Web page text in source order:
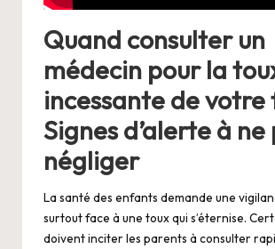
Quand consulter un
médecin pour la
incessante de votre
Signes d’alerte à ne
négliger
La santé des enfants demande une
surtout face à une toux qui s’éternise.
doivent inciter les parents à consulter